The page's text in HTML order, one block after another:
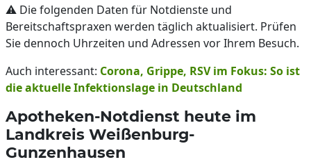
⚠️ Die folgenden Daten für Notdienste und
Bereitschaftspraxen werden täglich aktualisiert. Prüfen
Sie dennoch Uhrzeiten und Adressen vor Ihrem Besuch.
Auch interessant: Corona, Grippe, RSV im Fokus: So ist
die aktuelle Infektionslage in Deutschland
Apotheken-Notdienst heute im
Landkreis Weißenburg-
Gunzenhausen